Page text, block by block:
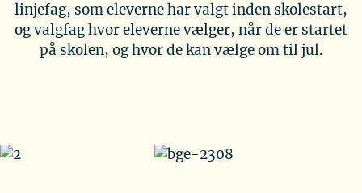
linjefag, som eleverne har valgt inden skolestart,
og valgfag hvor eleverne vælger, når de er startet
på skolen, og hvor de kan vælge om til jul.